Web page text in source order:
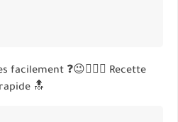
❓😉👌🏻🔝 Recette
🔝